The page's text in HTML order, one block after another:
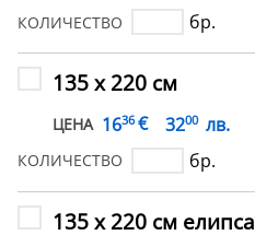
КОЛИЧЕСТВО бр.
135 х 220 см
ЦЕНА 1636 € 3200 лв.
КОЛИЧЕСТВО бр.
135 х 220 см елипса